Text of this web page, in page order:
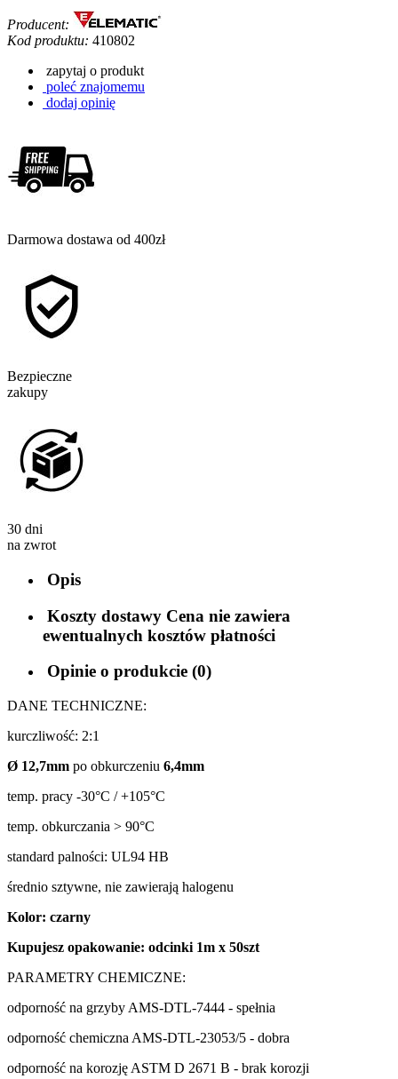
Producent:
Kod produktu: 410802
zapytaj o produkt
poleć znajomemu
dodaj opinię
Darmowa dostawa od 400zł
Bezpieczne
zakupy
30 dni
na zwrot
Opis
Koszty dostawy Cena nie zawiera
ewentualnych kosztów płatności
Opinie o produkcie (0)
DANE TECHNICZNE:
kurczliwość: 2:1
Ø 12,7mm po obkurczeniu 6,4mm
temp. pracy -30°C / +105°C
temp. obkurczania > 90°C
standard palności: UL94 HB
średnio sztywne, nie zawierają halogenu
Kolor: czarny
Kupujesz opakowanie: odcinki 1m x 50szt
PARAMETRY CHEMICZNE:
odporność na grzyby AMS-DTL-7444 - spełnia
odporność chemiczna AMS-DTL-23053/5 - dobra
odporność na korozję ASTM D 2671 B - brak korozji